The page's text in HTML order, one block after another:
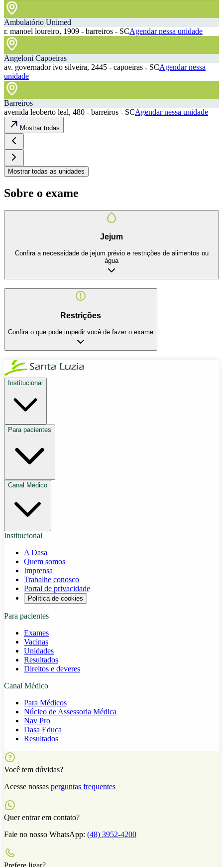
Ambulatório Unimed
r. manoel loureiro, 1909 - barreiros - SCAgendar nessa unidade
Angeloni Capoeiras
av. governador ivo silveira, 2445 - capoeiras - SCAgendar nessa
unidade
Barreiros
avenida leoberto leal, 480 - barreiros - SCAgendar nessa unidade
Mostrar todas
Mostrar todas as unidades
Sobre o exame
Jejum
Confira a necessidade de jejum prévio e restrições de alimentos ou
água
Restrições
Confira o que pode impedir você de fazer o exame
Institucional
Para pacientes
Canal Médico
Institucional
A Dasa
Quem somos
Imprensa
Trabalhe conosco
Portal de privacidade
Política de cookies
Para pacientes
Exames
Vacinas
Unidades
Resultados
Direitos e deveres
Canal Médico
Para Médicos
Núcleo de Assessoria Médica
Nav Pro
Dasa Educa
Resultados
Você tem dúvidas?
Acesse nossas perguntas frequentes
Quer entrar em contato?
Fale no nosso WhatsApp: (48) 3952-4200